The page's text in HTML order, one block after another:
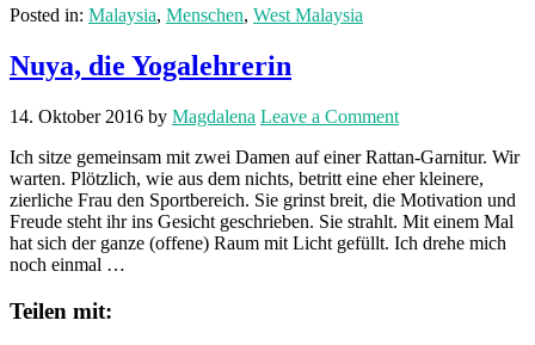
Posted in: Malaysia, Menschen, West Malaysia
Nuya, die Yogalehrerin
14. Oktober 2016 by Magdalena Leave a Comment
Ich sitze gemeinsam mit zwei Damen auf einer Rattan-Garnitur. Wir
warten. Plötzlich, wie aus dem nichts, betritt eine eher kleinere,
zierliche Frau den Sportbereich. Sie grinst breit, die Motivation und
Freude steht ihr ins Gesicht geschrieben. Sie strahlt. Mit einem Mal
hat sich der ganze (offene) Raum mit Licht gefüllt. Ich drehe mich
noch einmal …
Teilen mit: